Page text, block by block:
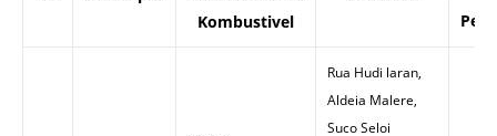
Kombustivel
Rua Hudi laran,
Aldeia Malere,
Suco Seloi